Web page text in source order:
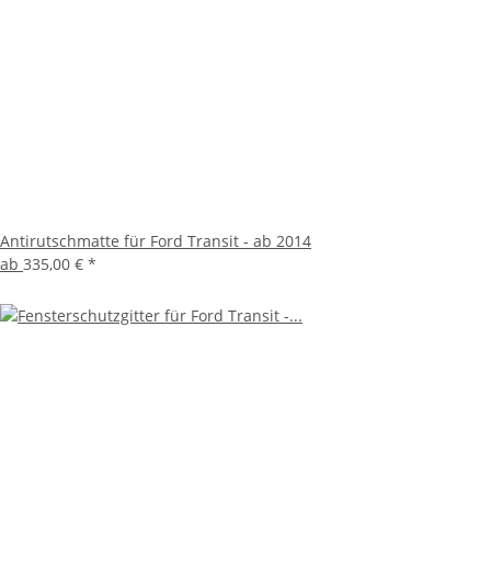
Antirutschmatte für Ford Transit - ab 2014
ab 335,00 € *